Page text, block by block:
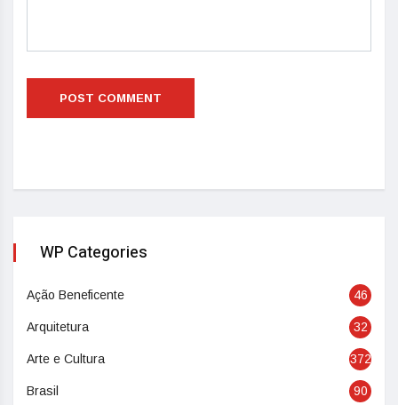
WP Categories
Ação Beneficente 46
Arquitetura 32
Arte e Cultura 372
Brasil 90